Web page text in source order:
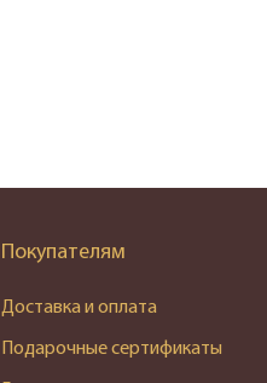
Покупателям
Доставка и оплата
Подарочные сертификаты